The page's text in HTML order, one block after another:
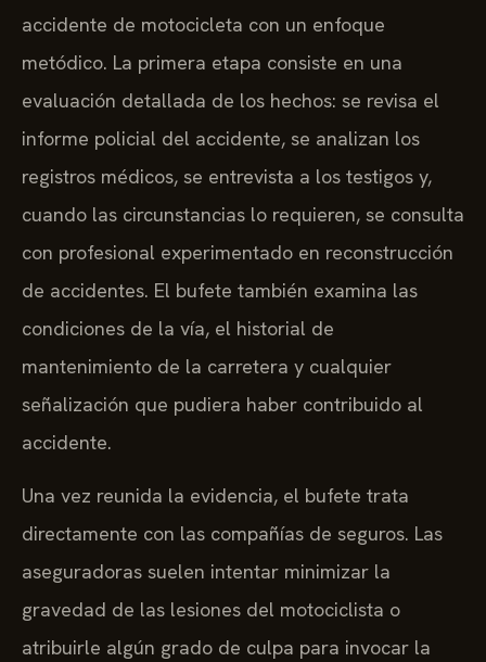
accidente de motocicleta con un enfoque
metódico. La primera etapa consiste en una
evaluación detallada de los hechos: se revisa el
informe policial del accidente, se analizan los
registros médicos, se entrevista a los testigos y,
cuando las circunstancias lo requieren, se consulta
con profesional experimentado en reconstrucción
de accidentes. El bufete también examina las
condiciones de la vía, el historial de
mantenimiento de la carretera y cualquier
señalización que pudiera haber contribuido al
accidente.
Una vez reunida la evidencia, el bufete trata
directamente con las compañías de seguros. Las
aseguradoras suelen intentar minimizar la
gravedad de las lesiones del motociclista o
atribuirle algún grado de culpa para invocar la